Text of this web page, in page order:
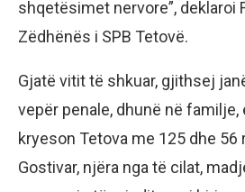
shqetësimet nervore”, deklaroi
Zëdhënës i SPB Tetovë.
Gjatë vitit të shkuar, gjithsej
vepër penale, dhunë në familje,
kryeson Tetova me 125 dhe
Gostivar, njëra nga të cilat,